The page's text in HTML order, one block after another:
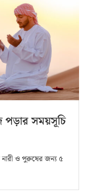
পড়ার সময়সূচি
নারী ও পুরুষের জন্য ৫